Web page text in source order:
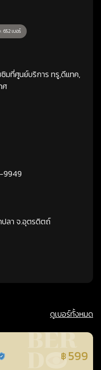
652 เบอร์
มที่ศูนย์บริการ ทรู,ดีแทค,
ศ
ลา จ.อุตรดิตถ์
ดูเบอร์ทั้งหมด
นยืนยันแล้ว ฿ 599